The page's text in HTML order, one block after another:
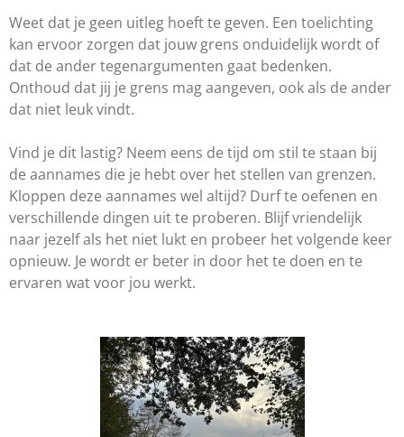
Weet dat je geen uitleg hoeft te geven. Een toelichting
kan ervoor zorgen dat jouw grens onduidelijk wordt of
dat de ander tegenargumenten gaat bedenken.
Onthoud dat jij je grens mag aangeven, ook als de ander
dat niet leuk vindt.
Vind je dit lastig? Neem eens de tijd om stil te staan bij
de aannames die je hebt over het stellen van grenzen.
Kloppen deze aannames wel altijd? Durf te oefenen en
verschillende dingen uit te proberen. Blijf vriendelijk
naar jezelf als het niet lukt en probeer het volgende keer
opnieuw. Je wordt er beter in door het te doen en te
ervaren wat voor jou werkt.